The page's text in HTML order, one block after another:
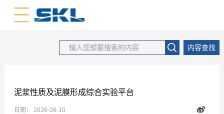
中文版 英文版
内容查找
泥浆性质及泥膜形成综合实验平台
日期： 2026-08-10